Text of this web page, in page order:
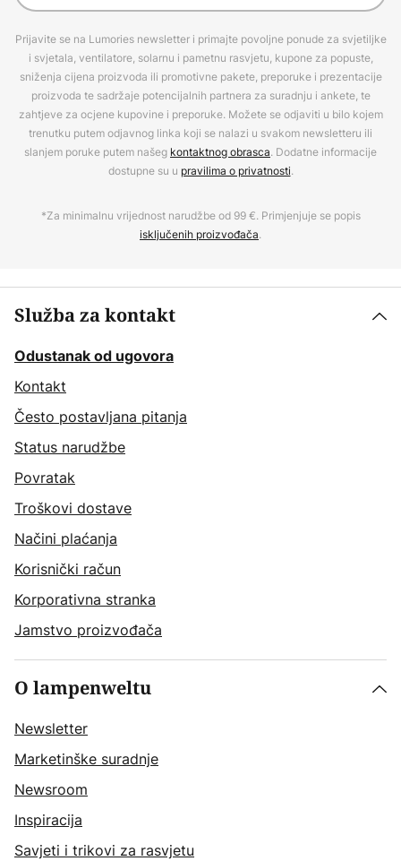
Prijavite se na Lumories newsletter i primajte povoljne ponude za svjetiljke
i svjetala, ventilatore, solarnu i pametnu rasvjetu, kupone za popuste,
sniženja cijena proizvoda ili promotivne pakete, preporuke i prezentacije
proizvoda te sadržaje potencijalnih partnera za suradnju i ankete, te
zahtjeve za ocjene kupovine i preporuke. Možete se odjaviti u bilo kojem
trenutku putem odjavnog linka koji se nalazi u svakom newsletteru ili
slanjem poruke putem našeg kontaktnog obrasca. Dodatne informacije
dostupne su u pravilima o privatnosti.
*Za minimalnu vrijednost narudžbe od 99 €. Primjenjuje se popis
isključenih proizvođača.
Služba za kontakt
Odustanak od ugovora
Kontakt
Često postavljana pitanja
Status narudžbe
Povratak
Troškovi dostave
Načini plaćanja
Korisnički račun
Korporativna stranka
Jamstvo proizvođača
O lampenweltu
Newsletter
Marketinške suradnje
Newsroom
Inspiracija
Savjeti i trikovi za rasvjetu